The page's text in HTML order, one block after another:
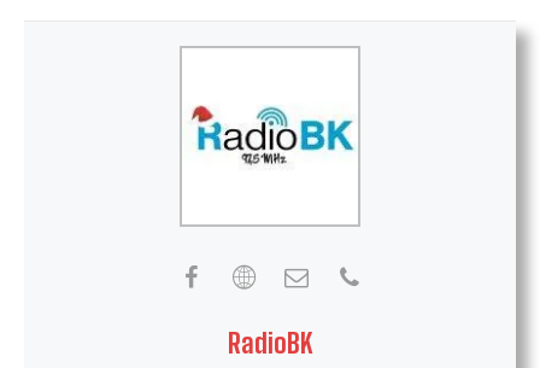
RadioBK